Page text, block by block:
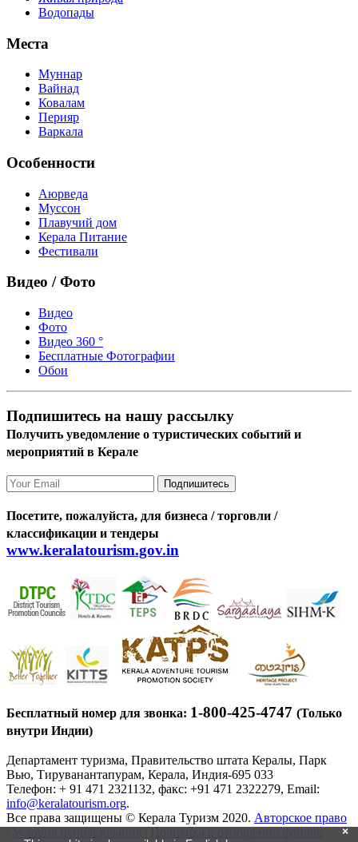
Водопады
Места
Муннар
Вайнад
Ковалам
Перияр
Варкала
Особенности
Аюрведа
Муссон
Плавучий дом
Керала Питание
Фестивали
Видео / Фото
Видео
Фото
Видео 360 °
Бесплатные Фотографии
Обои
Подпишитесь на нашу рассылку
Получить уведомление о туристических событий и
мероприятий в Керале
Подпишитесь
Посетите, пожалуйста, для бизнеса / торговли /
классификации и тендеры
www.keralatourism.gov.in
Бесплатный номер для звонка: 1-800-425-4747 (Только
внутри Индии)
Департамент туризма, Правительство штата Кералы, Парк
Вью, Тируванантапурам, Керала, Индия-695 033
Телефон: + 91 471 2321132, факс: +91 471 2322279, Email:
info@keralatourism.org.
Все права защищены © Керала Туризм 2020. Авторское право
×